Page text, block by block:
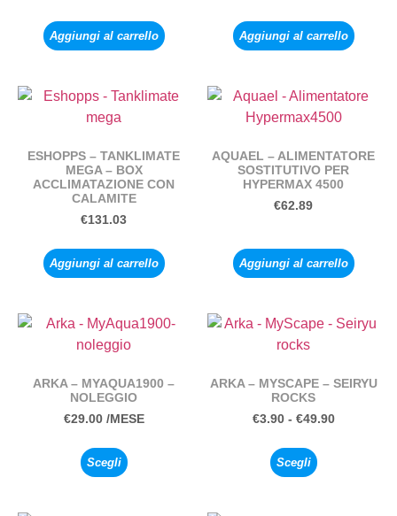
Aggiungi al carrello Aggiungi al carrello
ESHOPPS – TANKLIMATE
MEGA – BOX
ACCLIMATAZIONE CON
CALAMITE
€131.03
Aggiungi al carrello
AQUAEL – ALIMENTATORE
SOSTITUTIVO PER
HYPERMAX 4500
€62.89
Aggiungi al carrello
ARKA – MYAQUA1900 –
NOLEGGIO
€29.00 /MESE
Scegli
ARKA – MYSCAPE – SEIRYU
ROCKS
€3.90 - €49.90
Scegli